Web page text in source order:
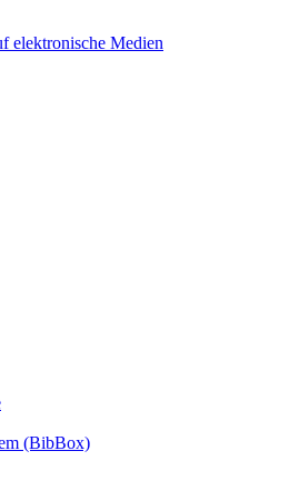
elektronische Medien
(BibBox)